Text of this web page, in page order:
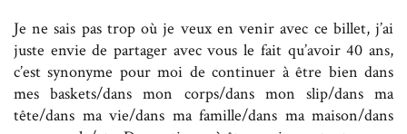
Je ne sais pas trop où je veux en venir avec ce billet, j’ai
juste envie de partager avec vous le fait qu’avoir 40 ans,
c’est synonyme pour moi de continuer à être bien dans
mes baskets/dans mon corps/dans mon slip/dans ma
tête/dans ma vie/dans ma famille/dans ma maison/dans